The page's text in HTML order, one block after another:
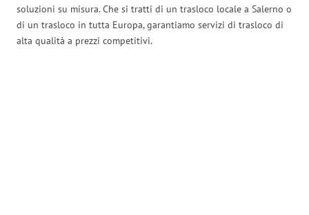
soluzioni su misura. Che si tratti di un trasloco locale a Salerno o
di un trasloco in tutta Europa, garantiamo servizi di trasloco di
alta qualità a prezzi competitivi.